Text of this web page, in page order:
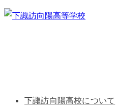
下諏訪向陽高校について